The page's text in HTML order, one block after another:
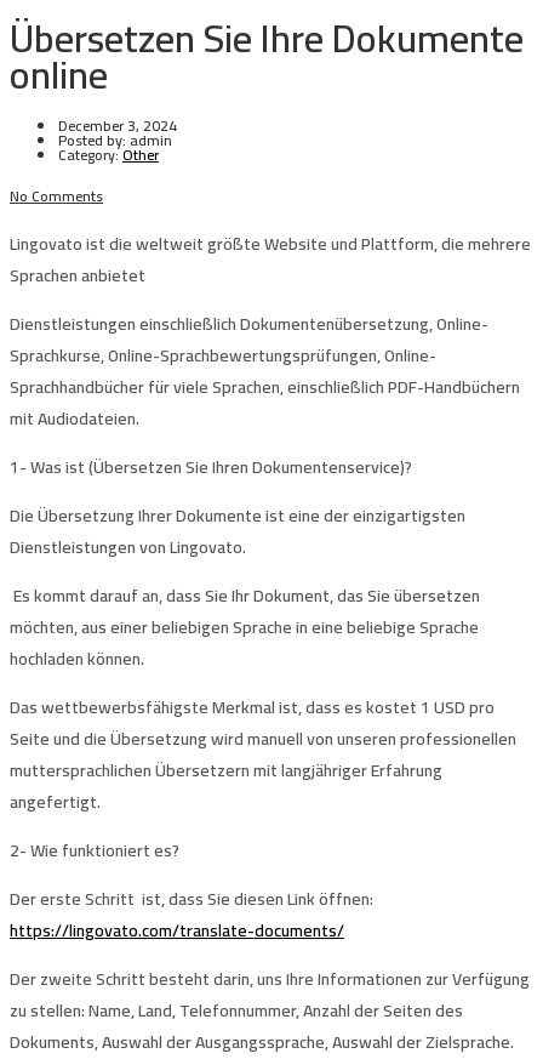
Übersetzen Sie Ihre Dokumente
online
December 3, 2024
Posted by:admin
Category:Other
No Comments
Lingovatoist die weltweit größte Website und Plattform, die mehrere
Sprachen anbietet
Dienstleistungen einschließlich Dokumentenübersetzung, Online-
Sprachkurse, Online-Sprachbewertungsprüfungen, Online-
Sprachhandbücher für viele Sprachen, einschließlich PDF-Handbüchern
mit Audiodateien.
1-Was ist (Übersetzen Sie Ihren Dokumentenservice)?
Die Übersetzung Ihrer Dokumente ist eine der einzigartigsten
Dienstleistungen von Lingovato.
Es kommt darauf an, dass Sie Ihr Dokument, das Sie übersetzen
möchten, aus einer beliebigen Sprache in eine beliebige Sprache
hochladen können.
Das wettbewerbsfähigste Merkmal ist, dass es kostet1 USD pro
Seiteund die Übersetzung wird manuell von unseren professionellen
muttersprachlichen Übersetzern mit langjähriger Erfahrung
angefertigt.
2-Wie funktioniert es?
Der erste Schritt ist, dass Sie diesen Link öffnen:
https://lingovato.com/translate-documents/
Der zweite Schrittbesteht darin, uns Ihre Informationen zur Verfügung
zu stellen: Name, Land, Telefonnummer, Anzahl der Seiten des
Dokuments, Auswahl der Ausgangssprache, Auswahl der Zielsprache.